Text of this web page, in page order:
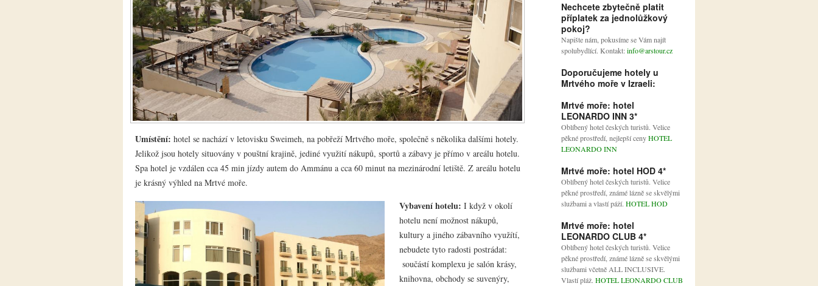
Umístění: hotel se nachází v letovisku Sweimeh, na pobřeží Mrtvého moře, společně s několika dalšími hotely.
Jelikož jsou hotely situovány v pouštní krajině, jediné využití nákupů, sportů a zábavy je přímo v areálu hotelu.
Spa hotel je vzdálen cca 45 min jízdy autem do Ammánu a cca 60 minut na mezinárodní letiště. Z areálu hotelu
je krásný výhled na Mrtvé moře.
Vybavení hotelu: I když v okolí
hotelu není možnost nákupů,
kultury a jiného zábavního využítí,
nebudete tyto radosti postrádat:
součástí komplexu je salón krásy,
knihovna, obchody se suvenýry,
Nechcete zbytečně platit
příplatek za jednolůžkový
pokoj?
Napište nám, pokusíme se Vám najít
spolubydlící. Kontakt:info@arstour.cz
Doporučujeme hotely u
Mrtvého moře v Izraeli:
Mrtvé moře: hotel
LEONARDO INN 3*
Oblíbený hotel českých turistů. Velice
pěkné prostředí, nejlepší cenyHOTEL
LEONARDO INN
Mrtvé moře: hotel HOD 4*
Oblíbený hotel českých turistů. Velice
pěkné prostředí, známé lázně se skvělými
službami a vlastí páží. HOTEL HOD
Mrtvé moře: hotel
LEONARDO CLUB 4*
Oblíbený hotel českých turistů. Velice
pěkné prostředí, známé lázně se skvělými
službami včetně ALL INCLUSIVE.
Vlastí pláž. HOTEL LEONARDO CLUB